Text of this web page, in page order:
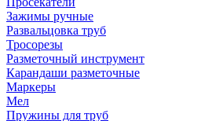
Зажимы ручные
Развальцовка труб
Тросорезы
Разметочный инструмент
Карандаши разметочные
Маркеры
Мел
Пружины для труб